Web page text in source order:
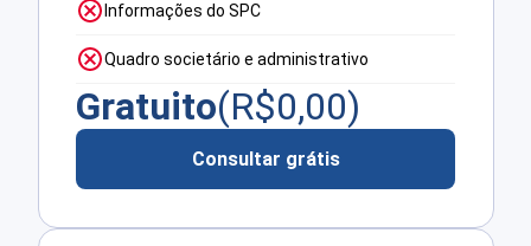
Informações do SPC
Quadro societário e administrativo
Gratuito(R$0,00)
Consultar grátis